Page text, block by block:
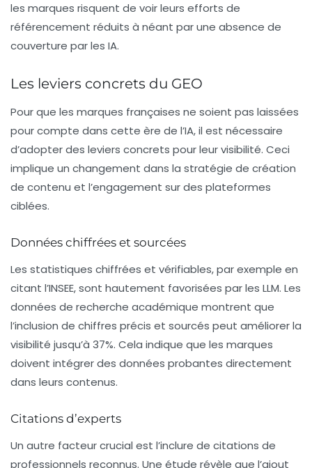
les marques risquent de voir leurs efforts de
référencement réduits à néant par une absence de
couverture par les IA.
Les leviers concrets du GEO
Pour que les marques françaises ne soient pas laissées
pour compte dans cette ère de l’IA, il est nécessaire
d’adopter des leviers concrets pour leur visibilité. Ceci
implique un changement dans la stratégie de création
de contenu et l’engagement sur des plateformes
ciblées.
Données chiffrées et sourcées
Les statistiques chiffrées et vérifiables, par exemple en
citant l’INSEE, sont hautement favorisées par les LLM. Les
données de recherche académique montrent que
l’inclusion de chiffres précis et sourcés peut améliorer la
visibilité jusqu’à 37%. Cela indique que les marques
doivent intégrer des données probantes directement
dans leurs contenus.
Citations d’experts
Un autre facteur crucial est l’inclure de citations de
professionnels reconnus. Une étude révèle que l’ajout